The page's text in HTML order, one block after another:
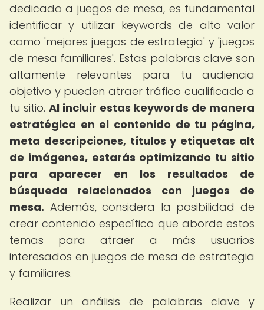
dedicado a juegos de mesa, es fundamental
identificar y utilizar keywords de alto valor
como 'mejores juegos de estrategia' y 'juegos
de mesa familiares'. Estas palabras clave son
altamente relevantes para tu audiencia
objetivo y pueden atraer tráfico cualificado a
tu sitio. Al incluir estas keywords de manera
estratégica en el contenido de tu página,
meta descripciones, títulos y etiquetas alt
de imágenes, estarás optimizando tu sitio
para aparecer en los resultados de
búsqueda relacionados con juegos de
mesa. Además, considera la posibilidad de
crear contenido específico que aborde estos
temas para atraer a más usuarios
interesados en juegos de mesa de estrategia
y familiares.
Realizar un análisis de palabras clave y